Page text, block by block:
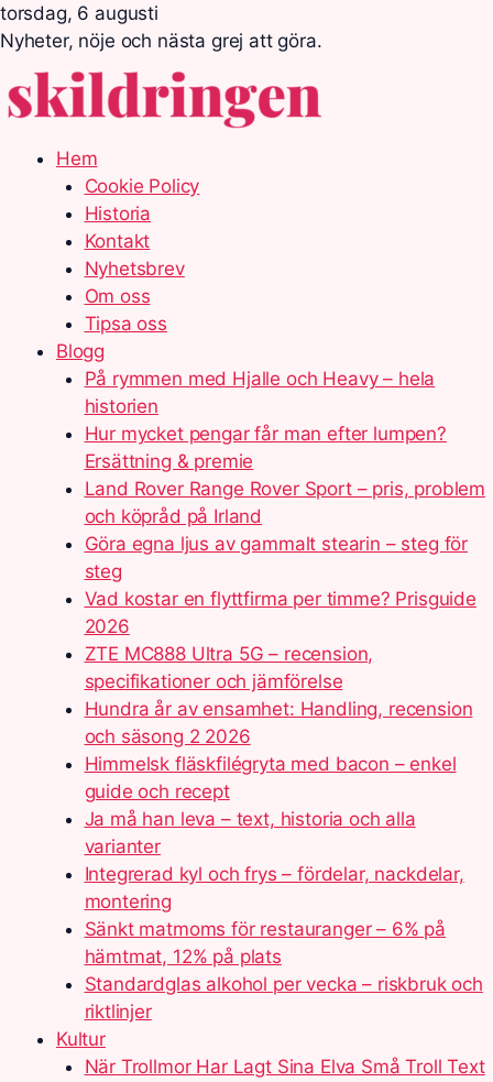
torsdag, 6 augusti
Nyheter, nöje och nästa grej att göra.
Hem
Cookie Policy
Historia
Kontakt
Nyhetsbrev
Om oss
Tipsa oss
Blogg
På rymmen med Hjalle och Heavy – hela
historien
Hur mycket pengar får man efter lumpen?
Ersättning & premie
Land Rover Range Rover Sport – pris, problem
och köpråd på Irland
Göra egna ljus av gammalt stearin – steg för
steg
Vad kostar en flyttfirma per timme? Prisguide
2026
ZTE MC888 Ultra 5G – recension,
specifikationer och jämförelse
Hundra år av ensamhet: Handling, recension
och säsong 2 2026
Himmelsk fläskfilégryta med bacon – enkel
guide och recept
Ja må han leva – text, historia och alla
varianter
Integrerad kyl och frys – fördelar, nackdelar,
montering
Sänkt matmoms för restauranger – 6% på
hämtmat, 12% på plats
Standardglas alkohol per vecka – riskbruk och
riktlinjer
Kultur
När Trollmor Har Lagt Sina Elva Små Troll Text